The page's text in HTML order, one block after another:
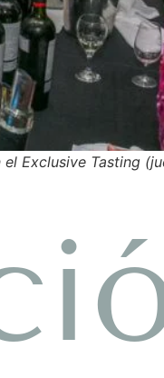
Exclusive Tasting